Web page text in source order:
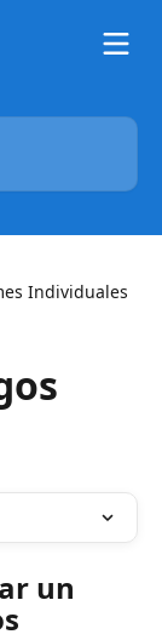
Individuales
un